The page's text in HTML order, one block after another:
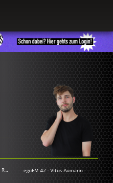
Nick Waterhouse - Wreck the Rod egoFM 42 - Vitus Aumann